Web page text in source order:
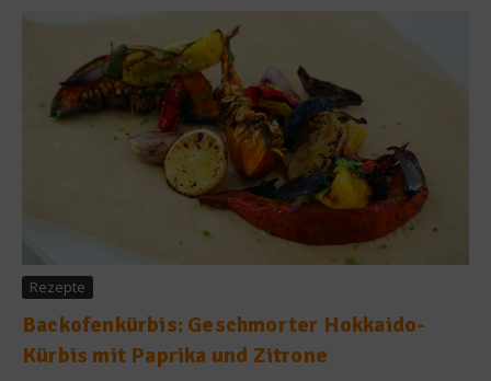
Rezepte
Backofenkürbis: Geschmorter Hokkaido-
Kürbis mit Paprika und Zitrone